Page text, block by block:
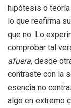
hipótesis o
lo que reafirma
que no. Lo
comprobar tal
afuera, desde
contraste con la
esencia no
algo en extremo